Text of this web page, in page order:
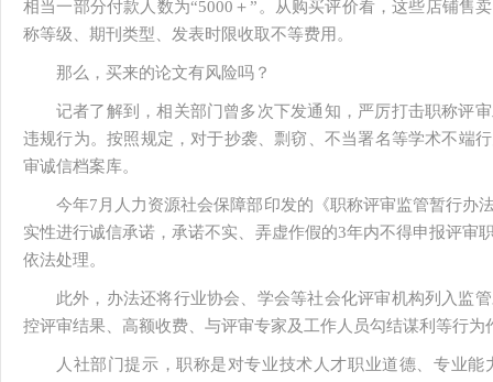
相当一部分付款人数为“5000＋”。从购买评价看，这些店铺售
称等级、期刊类型、发表时限收取不等费用。
那么，买来的论文有风险吗？
记者了解到，相关部门曾多次下发通知，严厉打击职称评
违规行为。按照规定，对于抄袭、剽窃、不当署名等学术不端
审诚信档案库。
今年7月人力资源社会保障部印发的《职称评审监管暂行办
实性进行诚信承诺，承诺不实、弄虚作假的3年内不得申报评审
依法处理。
此外，办法还将行业协会、学会等社会化评审机构列入监
控评审结果、高额收费、与评审专家及工作人员勾结谋利等行为
人社部门提示，职称是对专业技术人才职业道德、专业